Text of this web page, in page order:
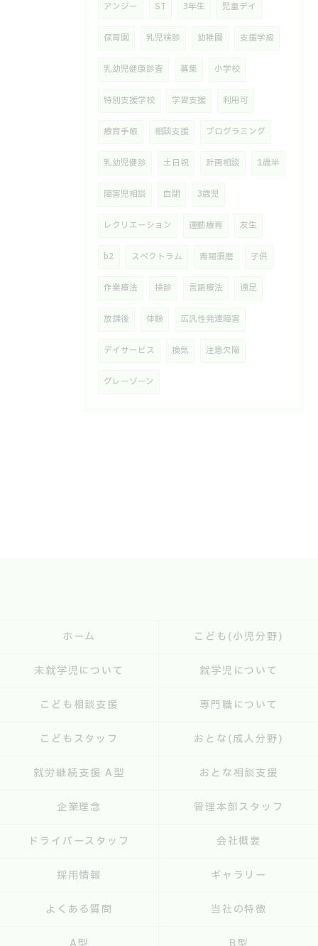
アンジー ST 3年生 児童デイ
保育園 乳児検診 幼稚園 支援学級
乳幼児健康診査 募集 小学校
特別支援学校 学習支援 利用可
療育手帳 相談支援 プログラミング
乳幼児健診 土日祝 計画相談 1歳半
障害児相談 自閉 3歳児
レクリエーション 運動療育 友生
b2 スペクトラム 青陽須磨 子供
作業療法 検診 言語療法 遠足
放課後 体験 広汎性発達障害
デイサービス 換気 注意欠陥
グレーゾーン
ホーム こども(小児分野)
未就学児について 就学児について
こども相談支援 専門職について
こどもスタッフ おとな(成人分野)
就労継続支援 A型 おとな相談支援
企業理念 管理本部スタッフ
ドライバースタッフ 会社概要
採用情報 ギャラリー
よくある質問 当社の特徴